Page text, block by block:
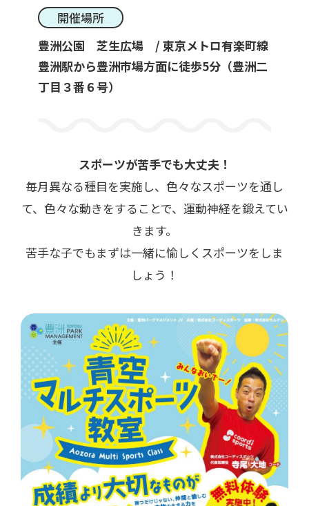
開催場所
豊洲公園 芝生広場 / 東京メトロ有楽町線
豊洲駅から豊洲市場方面に徒歩5分（豊洲二
丁目３番６号）
スポーツが苦手でも大丈夫！
毎月異なる種目を実施し、色々なスポーツを通し
て、色々な動きをすることで、運動神経を鍛えてい
きます。
苦手な子でもまずは一緒に愉しくスポーツをしま
しょう！